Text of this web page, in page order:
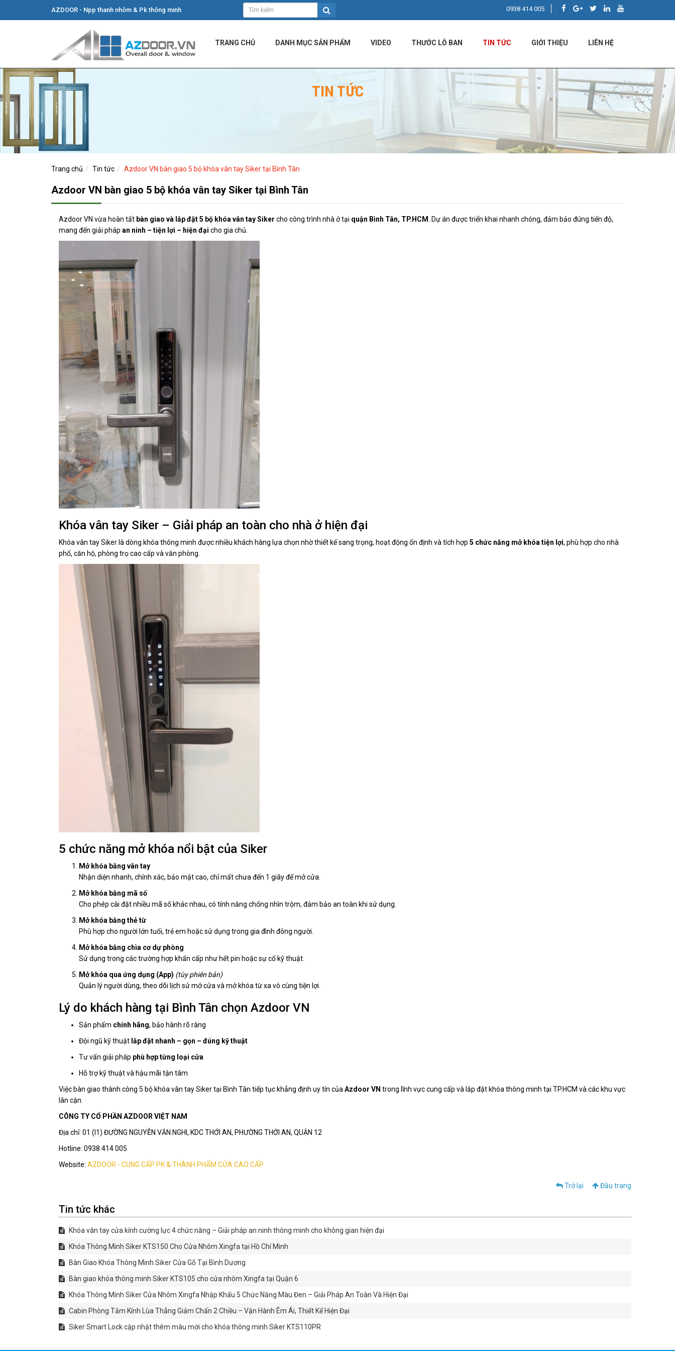
AZDOOR - Npp thanh nhôm & Pk thông minh 0938 414 005
TRANG CHỦ DANH MỤC SẢN PHẨM VIDEO THƯỚC LỖ BAN TIN TỨC GIỚI THIỆU LIÊN HỆ
TIN TỨC
Trang chủ Tin tức Azdoor VN bàn giao 5 bộ khóa vân tay Siker tại Bình Tân
Azdoor VN bàn giao 5 bộ khóa vân tay Siker tại Bình Tân
Azdoor VN vừa hoàn tất bàn giao và lắp đặt 5 bộ khóa vân tay Siker cho công trình nhà ở tại quận Bình Tân, TP.HCM
. Dự án được triển khai nhanh chóng, đảm bảo đúng tiến độ,
mang đến giải pháp an ninh – tiện lợi – hiện đại cho gia chủ.
Khóa vân tay Siker – Giải pháp an toàn cho nhà ở hiện đại
Khóa vân tay Siker là dòng khóa thông minh được nhiều khách hàng lựa chọn nhờ thiết kế sang trọng, hoạt động ổn định và tích hợp 5 chức năng mở khóa tiện lợi, phù hợp cho nhà
phố, căn hộ, phòng trọ cao cấp và văn phòng.
5 chức năng mở khóa nổi bật của Siker
Mở khóa bằng vân tay
Nhận diện nhanh, chính xác, bảo mật cao, chỉ mất chưa đến 1 giây để mở cửa.
Mở khóa bằng mã số
Cho phép cài đặt nhiều mã số khác nhau, có tính năng chống nhìn trộm, đảm bảo an toàn khi sử dụng.
Mở khóa bằng thẻ từ
Phù hợp cho người lớn tuổi, trẻ em hoặc sử dụng trong gia đình đông người.
Mở khóa bằng chìa cơ dự phòng
Sử dụng trong các trường hợp khẩn cấp như hết pin hoặc sự cố kỹ thuật.
Mở khóa qua ứng dụng (App) (tùy phiên bản)
Quản lý người dùng, theo dõi lịch sử mở cửa và mở khóa từ xa vô cùng tiện lợi.
Lý do khách hàng tại Bình Tân chọn Azdoor VN
Sản phẩm chính hãng, bảo hành rõ ràng
Đội ngũ kỹ thuật lắp đặt nhanh – gọn – đúng kỹ thuật
Tư vấn giải pháp phù hợp từng loại cửa
Hỗ trợ kỹ thuật và hậu mãi tận tâm
Việc bàn giao thành công 5 bộ khóa vân tay Siker tại Bình Tân tiếp tục khẳng định uy tín của Azdoor VN trong lĩnh vực cung cấp và lắp đặt khóa thông minh tại TP.HCM và các khu vực
lân cận.
CÔNG TY CỔ PHẦN AZDOOR VIỆT NAM
Địa chỉ: 01 (I1) ĐƯỜNG NGUYỄN VĂN NGHI, KDC THỚI AN, PHƯỜNG THỚI AN, QUẬN 12
Hotline: 0938 414 005
Website: AZDOOR - CUNG CẤP PK & THÀNH PHẨM CỬA CAO CẤP
Trở lại Đầu trang
Tin tức khác
Khóa vân tay cửa kính cường lực 4 chức năng – Giải pháp an ninh thông minh cho không gian hiện đại
Khóa Thông Minh Siker KTS150 Cho Cửa Nhôm Xingfa tại Hồ Chí Minh
Bàn Giao Khóa Thông Minh Siker Cửa Gỗ Tại Bình Dương
Bàn giao khóa thông minh Siker KTS105 cho cửa nhôm Xingfa tại Quận 6
Khóa Thông Minh Siker Cửa Nhôm Xingfa Nhập Khẩu 5 Chức Năng Màu Đen – Giải Pháp An Toàn Và Hiện Đại
Cabin Phòng Tắm Kính Lùa Thẳng Giảm Chấn 2 Chiều – Vận Hành Êm Ái, Thiết Kế Hiện Đại
Siker Smart Lock cập nhật thêm màu mới cho khóa thông minh Siker KTS110PR